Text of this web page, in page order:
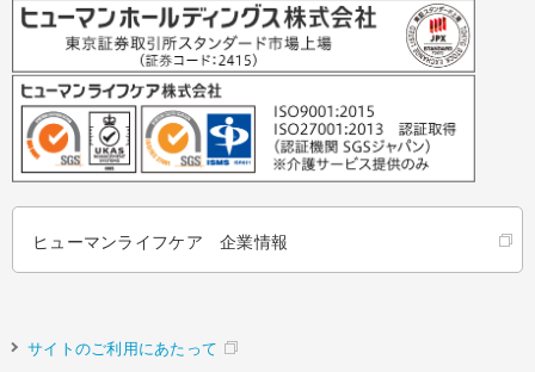
ヒューマンライフケア 企業情報
サイトのご利用にあたって